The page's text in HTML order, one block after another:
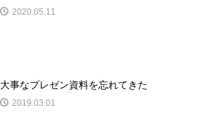
2020.05.11
大事なプレゼン資料を忘れてきた
2019.03.01